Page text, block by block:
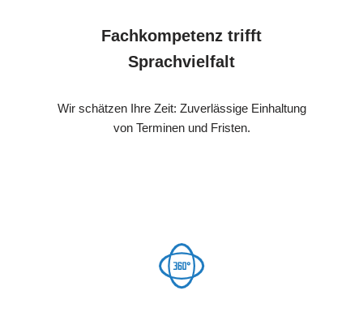
Fachkompetenz trifft
Sprachvielfalt
Wir schätzen Ihre Zeit: Zuverlässige Einhaltung
von Terminen und Fristen.